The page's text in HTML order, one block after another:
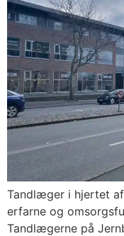
Tandlæger i hjertet
erfarne og
Tandlægerne på